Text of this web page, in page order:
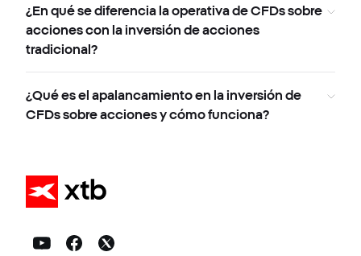
¿En qué se diferencia la operativa de CFDs sobre
acciones con la inversión de acciones
tradicional?
¿Qué es el apalancamiento en la inversión de
CFDs sobre acciones y cómo funciona?